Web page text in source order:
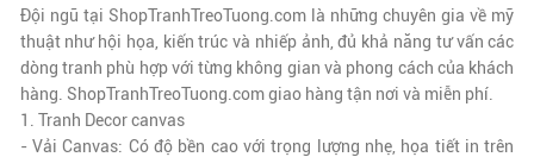
Đội ngũ tại ShopTranhTreoTuong.comlà những chuyên gia về mỹ
thuật như hội họa, kiến trúc và nhiếp ảnh, đủ khả năng tư vấn các
dòng tranh phù hợp với từng không gian và phong cách của khách
hàng. ShopTranhTreoTuong.comgiao hàng tận nơi và miễn phí.
1. Tranh Decor canvas
- Vải Canvas: Có độ bền cao với trọng lượng nhẹ, họa tiết in trên